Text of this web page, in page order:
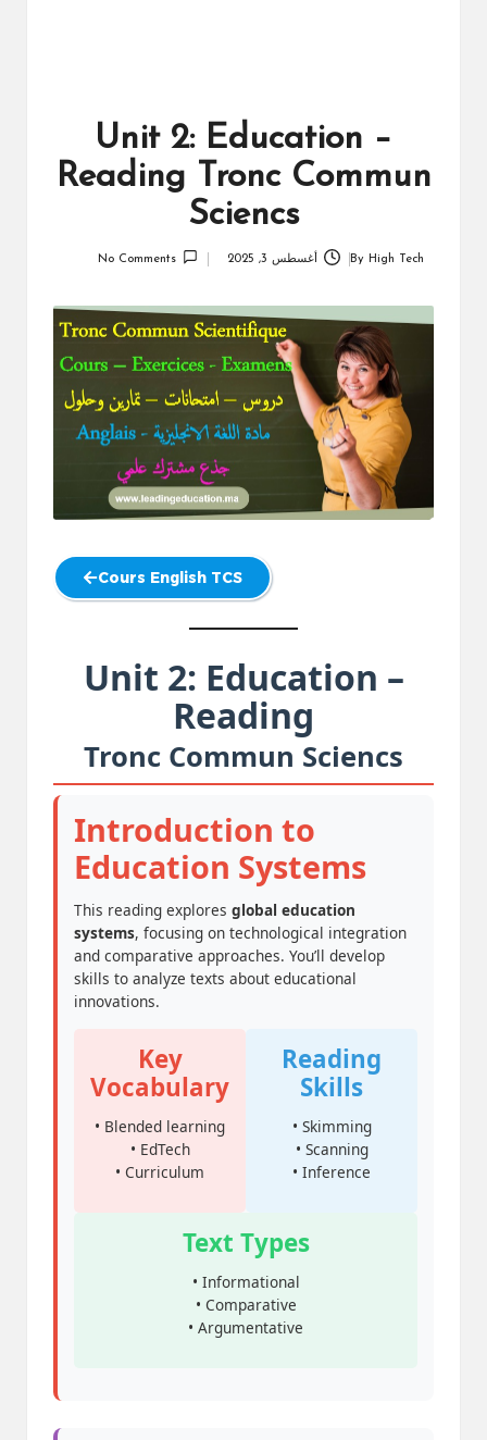
Unit 2: Education –
Reading Tronc Commun
Sciencs
By High Tech أغسطس 3, 2025 No Comments
Cours English TCS
Unit 2: Education –
Reading
Tronc Commun Sciencs
Introduction to
Education Systems
This reading explores global education
systems, focusing on technological integration
and comparative approaches. You’ll develop
skills to analyze texts about educational
innovations.
Key
Vocabulary
• Blended learning
• EdTech
• Curriculum
Reading
Skills
• Skimming
• Scanning
• Inference
Text Types
• Informational
• Comparative
• Argumentative